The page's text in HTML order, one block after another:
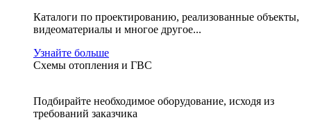
Каталоги по проектированию, реализованные объекты,
видеоматериалы и многое другое...
Узнайте больше
Схемы отопления и ГВС
Подбирайте необходимое оборудование, исходя из
требований заказчика